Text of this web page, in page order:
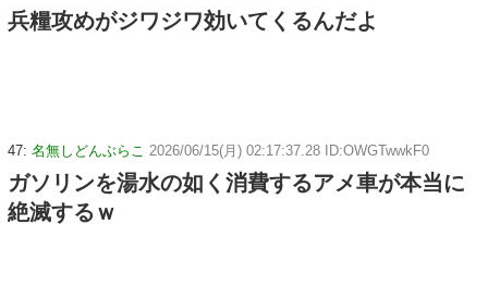
兵糧攻めがジワジワ効いてくるんだよ
47: 名無しどんぶらこ 2026/06/15(月) 02:17:37.28 ID:OWGTwwkF0
ガソリンを湯水の如く消費するアメ車が本当に
絶滅するｗ